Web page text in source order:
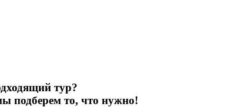
тур?
подберем то, что нужно!